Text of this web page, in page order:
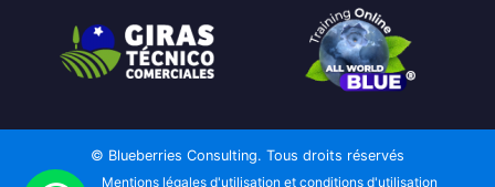
© Blueberries Consulting. Tous droits réservés
Mentions légales d'utilisation et conditions d'utilisation